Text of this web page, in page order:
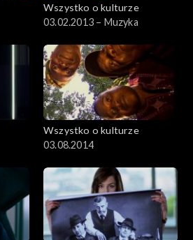
Wszystko o kulturze
03.02.2013 – Muzyka
Wszystko o kulturze
03.08.2014